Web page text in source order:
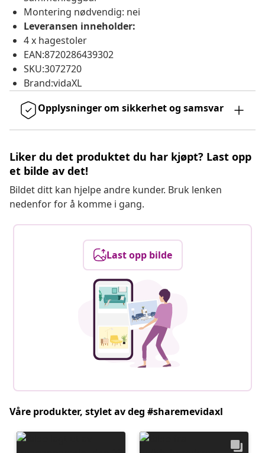
Montering nødvendig: nei
Leveransen inneholder:
4 x hagestoler
EAN:8720286439302
SKU:3072720
Brand:vidaXL
Opplysninger om sikkerhet og samsvar
Liker du det produktet du har kjøpt? Last opp
et bilde av det!
Bildet ditt kan hjelpe andre kunder. Bruk lenken
nedenfor for å komme i gang.
Last opp bilde
Våre produkter, stylet av deg #sharemevidaxl